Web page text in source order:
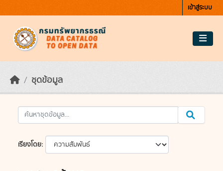
เข้าสู่ระบบ
ชุดข้อมูล
เรียงโดย